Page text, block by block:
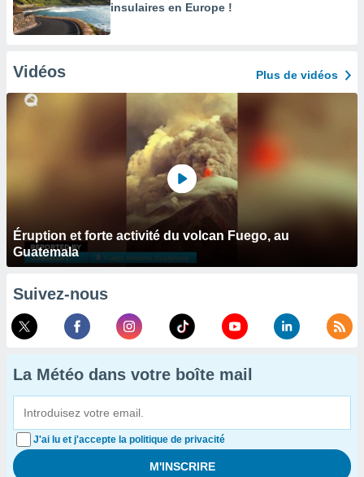
insulaires en Europe !
Vidéos Plus de vidéos
Éruption et forte activité du volcan Fuego, au
Guatemala
Suivez-nous
La Météo dans votre boîte mail
J'ai lu et j'accepte la politique de privacité